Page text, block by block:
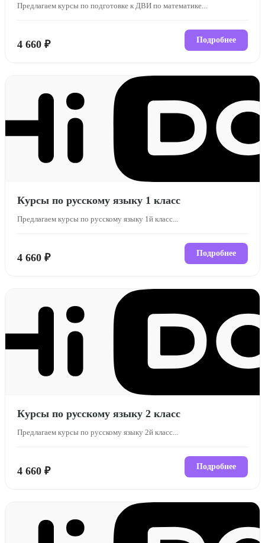
Предлагаем курсы по подготовке к ДВИ по математике...
4 660 ₽ Подробнее
Курсы по русскому языку 1 класс
Предлагаем курсы по русскому языку 1й класс...
4 660 ₽ Подробнее
Курсы по русскому языку 2 класс
Предлагаем курсы по русскому языку 2й класс...
4 660 ₽ Подробнее